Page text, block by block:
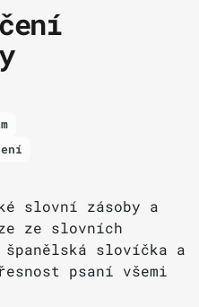
slovní zásoby a
ze slovních
slovíčka a
psaní všemi